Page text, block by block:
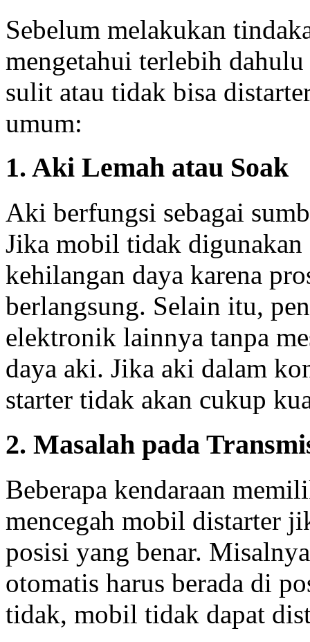
Sebelum melakukan
mengetahui terlebih
sulit atau tidak bisa
umum:
1. Aki Lemah atau Soak
Aki berfungsi sebagai
Jika mobil tidak
kehilangan daya karena
berlangsung. Selain itu,
elektronik lainnya tanpa
daya aki. Jika aki dalam
starter tidak akan cukup
2. Masalah pada
Beberapa kendaraan
mencegah mobil distarter
posisi yang benar.
otomatis harus berada di
tidak, mobil tidak dapat